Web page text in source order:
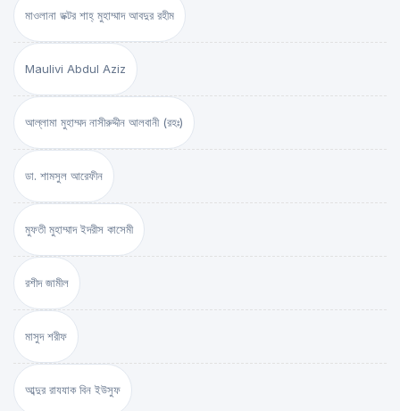
মাওলানা ডক্টর শাহ্‌ মুহাম্মাদ আবদুর রহীম
Maulivi Abdul Aziz
আল্লামা মুহাম্মদ নাসীরুদ্দীন আলবানী (রহঃ)
ডা. শামসুল আরেফীন
মুফতী মুহাম্মাদ ইদরীস কাসেমী
রশীদ জামীল
মাসুদ শরীফ
আব্দুর রাযযাক বিন ইউসুফ